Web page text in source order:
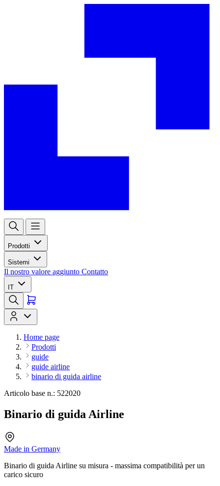
Prodotti
Sistemi
Il nostro valore aggiunto Contatto
IT
Home page
Prodotti
guide
guide airline
binario di guida airline
Articolo base n.: 522020
Binario di guida Airline
Made in Germany
Binario di guida Airline su misura - massima compatibilità per un
carico sicuro